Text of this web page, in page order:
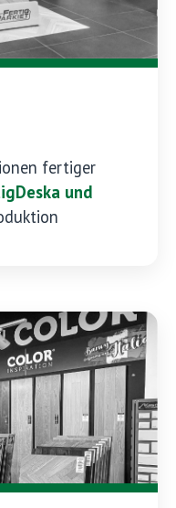
fertiger
und